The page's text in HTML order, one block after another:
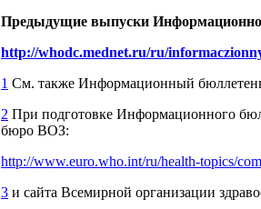
Предыдущие выпуски
http://whodc.mednet.ru/ru/
1 См. также Информационный
2 При подготовке Информационного
бюро ВОЗ:
http://www.euro.who.int/ru/health-topics/
3 и сайта Всемирной организации